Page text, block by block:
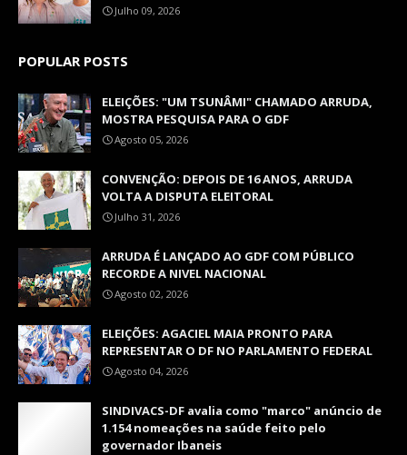
Julho 09, 2026
POPULAR POSTS
ELEIÇÕES: "UM TSUNÂMI" CHAMADO ARRUDA,
MOSTRA PESQUISA PARA O GDF
Agosto 05, 2026
CONVENÇÃO: DEPOIS DE 16 ANOS, ARRUDA
VOLTA A DISPUTA ELEITORAL
Julho 31, 2026
ARRUDA É LANÇADO AO GDF COM PÚBLICO
RECORDE A NIVEL NACIONAL
Agosto 02, 2026
ELEIÇÕES: AGACIEL MAIA PRONTO PARA
REPRESENTAR O DF NO PARLAMENTO FEDERAL
Agosto 04, 2026
SINDIVACS-DF avalia como "marco" anúncio de
1.154 nomeações na saúde feito pelo
governador Ibaneis